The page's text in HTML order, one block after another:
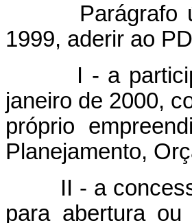
Parágrafo
1999, aderir ao
I - a
janeiro de 2000,
próprio
Planejamento,
II - a
para abertura